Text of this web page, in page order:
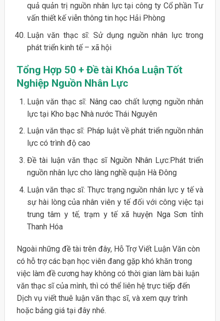
quả quản trị nguồn nhân lực tại công ty Cổ phần Tư
vấn thiết kế viễn thông tin học Hải Phòng
Luận văn thạc sĩ: Sử dụng nguồn nhân lực trong
phát triển kinh tế – xã hội
Tổng Hợp 50 + Đề tài Khóa Luận Tốt
Nghiệp Nguồn Nhân Lực
Luận văn thạc sĩ: Nâng cao chất lượng nguồn nhân
lực tại Kho bạc Nhà nước Thái Nguyên
Luận văn thạc sĩ: Pháp luật về phát triển nguồn nhân
lực có trình độ cao
Đề tài luận văn thạc sĩ Nguồn Nhân Lực:Phát triển
nguồn nhân lực cho làng nghề quận Hà Đông
Luận văn thạc sĩ: Thực trạng nguồn nhân lực y tế và
sự hài lòng của nhân viên y tế đối với công việc tại
trung tâm y tế, trạm y tế xã huyện Nga Sơn tỉnh
Thanh Hóa
Ngoài những đề tài trên đây, Hỗ Trợ Viết Luận Văn còn
có hỗ trợ các bạn học viên đang gặp khó khăn trong
việc làm đề cương hay không có thời gian làm bài luận
văn thạc sĩ của mình, thì có thể liên hệ trực tiếp đến
Dịch vụ viết thuê luận văn thạc sĩ, và xem quy trình
hoặc bảng giá tại đây nhé.